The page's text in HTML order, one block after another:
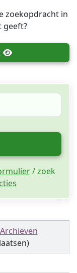
zoekopdracht in
geeft?
/ zoek